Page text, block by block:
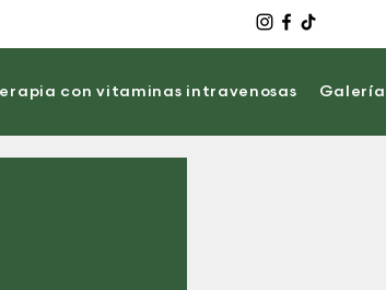
con vitaminas intravenosas Galería